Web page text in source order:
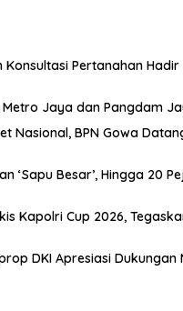
Pertanahan Hadir
Jaya dan Pangdam
Nasional, BPN Gowa
‘Sapu Besar’, Hingga 20
Kapolri Cup 2026,
DKI Apresiasi